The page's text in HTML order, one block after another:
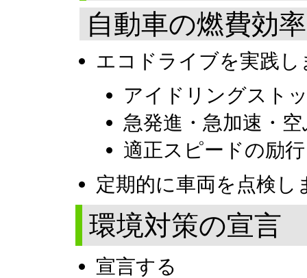
自動車の燃費効
エコドライブを実践し
アイドリングスト
急発進・急加速・
適正スピードの励行
定期的に車両を点検し
環境対策の宣言
宣言する